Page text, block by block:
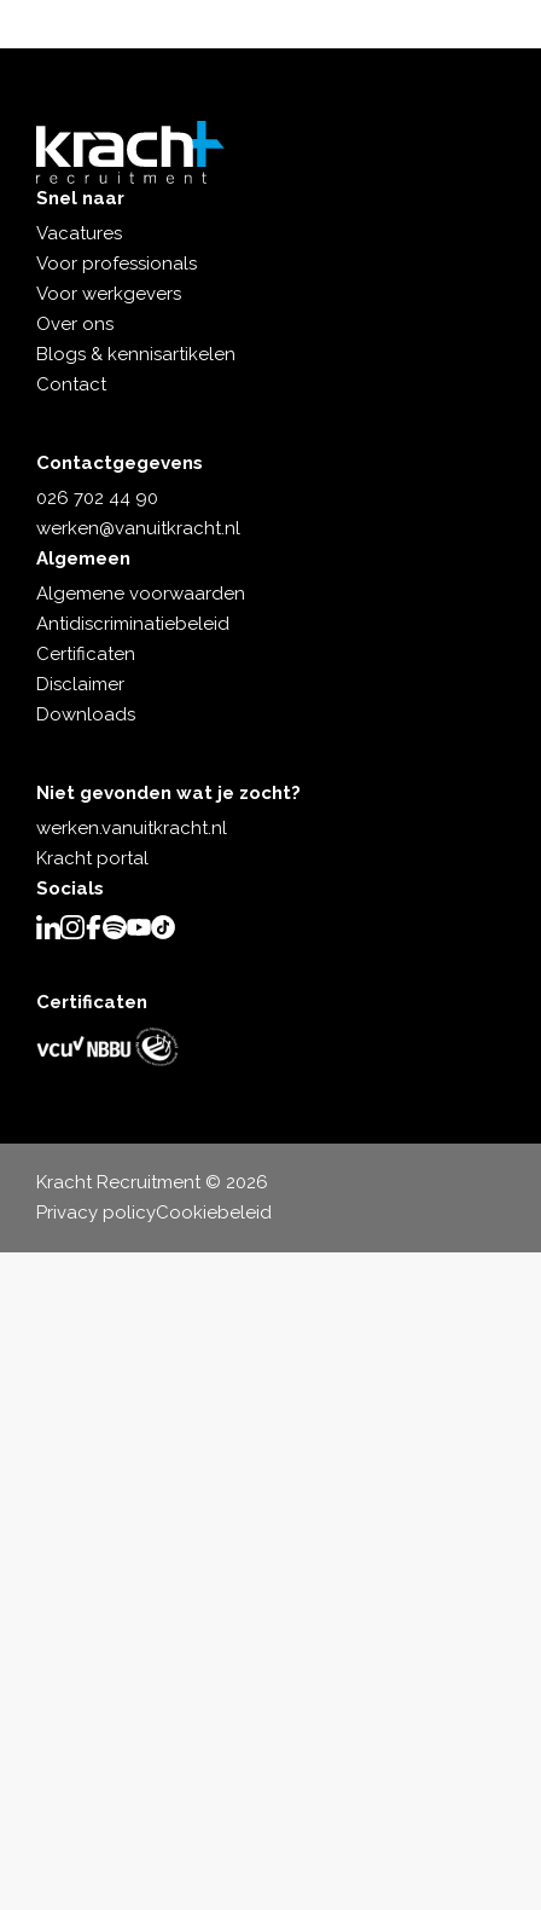
Snel naar
Vacatures
Voor professionals
Voor werkgevers
Over ons
Blogs & kennisartikelen
Contact
Contactgegevens
026 702 44 90
werken@vanuitkracht.nl
Algemeen
Algemene voorwaarden
Antidiscriminatiebeleid
Certificaten
Disclaimer
Downloads
Niet gevonden wat je zocht?
werken.vanuitkracht.nl
Kracht portal
Socials
Certificaten
Kracht Recruitment © 2026
Privacy policyCookiebeleid